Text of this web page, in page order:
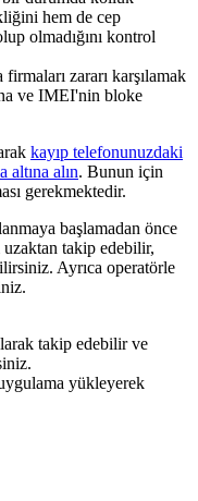
hem de cep
olmadığını kontrol
firmaları zararı karşılamak
ve IMEI'nin bloke
kayıp telefonunuzdaki
altına alın. Bunun için
gerekmektedir.
başlamadan önce
takip edebilir,
Ayrıca operatörle
takip edebilir ve
yükleyerek